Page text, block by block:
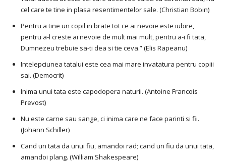
cel care te tine in plasa resentimentelor sale. (Christian Bobin)
Pentru a tine un copil in brate tot ce ai nevoie este iubire,
pentru a-l creste ai nevoie de mult mai mult, pentru a-i fi tata,
Dumnezeu trebuie sa-ti dea si tie ceva.” (Elis Rapeanu)
Intelepciunea tatalui este cea mai mare invatatura pentru copiii
sai. (Democrit)
Inima unui tata este capodopera naturii. (Antoine Francois
Prevost)
Nu este carne sau sange, ci inima care ne face parinti si fii.
(Johann Schiller)
Cand un tata da unui fiu, amandoi rad; cand un fiu da unui tata,
amandoi plang. (William Shakespeare)